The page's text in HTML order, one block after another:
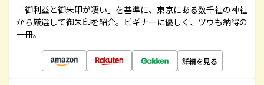
「御利益と御朱印が凄い」を基準に、東京にある数千社の神社
から厳選して御朱印を紹介。ビギナーに優しく、ツウも納得の
一冊。
詳細を見る